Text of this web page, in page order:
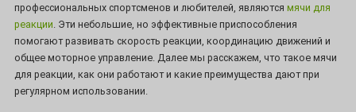
профессиональных спортсменов и любителей, являются мячи для
реакции . Эти небольшие, но эффективные приспособления
помогают развивать скорость реакции, координацию движений и
общее моторное управление. Далее мы расскажем, что такое мячи
для реакции, как они работают и какие преимущества дают при
регулярном использовании.